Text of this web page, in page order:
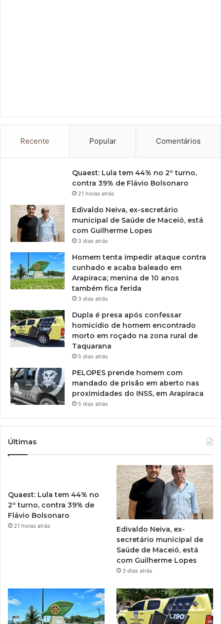
Recente Popular Comentários
Quaest: Lula tem 44% no 2º turno,
contra 39% de Flávio Bolsonaro
21 horas atrás
Edivaldo Neiva, ex-secretário
municipal de Saúde de Maceió, está
com Guilherme Lopes
3 dias atrás
Homem tenta impedir ataque contra
cunhado e acaba baleado em
Arapiraca; menina de 10 anos
também fica ferida
3 dias atrás
Dupla é presa após confessar
homicídio de homem encontrado
morto em roçado na zona rural de
Taquarana
5 dias atrás
PELOPES prende homem com
mandado de prisão em aberto nas
proximidades do INSS, em Arapiraca
5 dias atrás
Últimas
Quaest: Lula tem 44% no
2º turno, contra 39% de
Flávio Bolsonaro
21 horas atrás
Edivaldo Neiva, ex-
secretário municipal de
Saúde de Maceió, está
com Guilherme Lopes
3 dias atrás